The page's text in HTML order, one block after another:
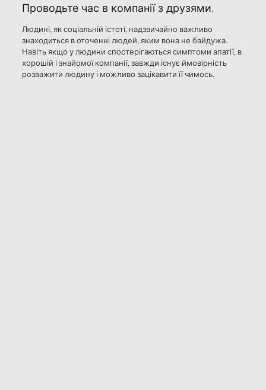
Проводьте час в компанії з друзями.
Людині, як соціальній істоті, надзвичайно важливо
знаходиться в оточенні людей, яким вона не байдужа.
Навіть якщо у людини спостерігаються симптоми апатії, в
хорошій і знайомої компанії, завжди існує ймовірність
розважити людину і можливо зацікавити її чимось.